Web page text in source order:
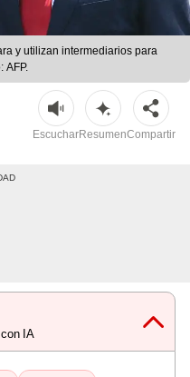
y utilizan intermediarios para
AFP.
EscucharResumenCompartir
IA